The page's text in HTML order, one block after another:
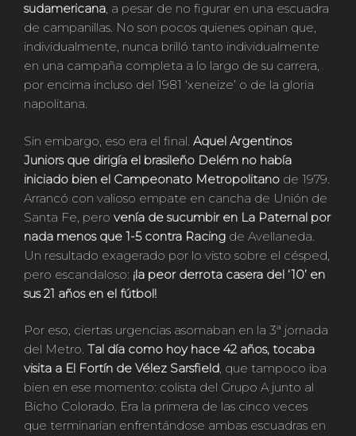
sudamericana, a pesar de no figurar en una escuadra
de campanillas. No son pocos quienes opinan que,
individualmente, nunca brilló tanto individualmente
en una campaña completa a lo largo de su carrera,
por encima incluso del 1981 ‘xeneize’ o de la gloria
napolitana.
Sin embargo, eso era el final. Aquel Argentinos
Juniors que dirigía el brasileño Delém no había
iniciado bien el Campeonato Metropolitano de 1979.
Arrancó con valioso empate en cancha de Unión de
Santa Fe, pero venía de sucumbir en La Paternal por
nada menos que 1-5 contra Racing de Avellaneda.
Un resultado exagerado por lo visto sobre el césped,
pero escandaloso: ¡la peor derrota casera del ‘10’ en
sus 21 años en el fútbol!
Por eso, ciertas urgencias asomaban en la 3ª jornada
del Metro. Tal día como hoy hace 42 años, tocaba
visita a El Fortín de Vélez Sarsfield, que tampoco iba
bien en ese momento: colista del Grupo A junto al
Bicho Colorado. Era la primera de las cinco veces
que terminarían enfrentándose ambas escuadras en